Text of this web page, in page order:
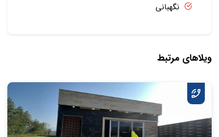
نگهبانی
ویلاهای مرتبط